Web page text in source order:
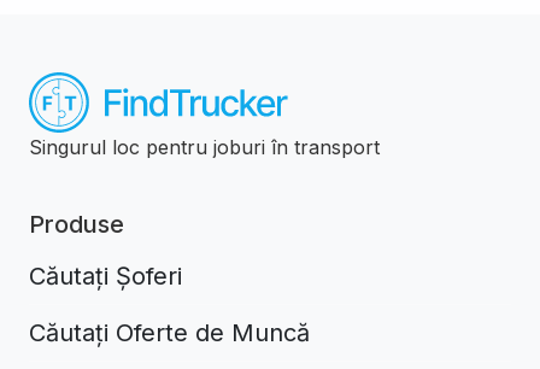
Singurul loc pentru joburi în transport
Produse
Căutați Șoferi
Căutați Oferte de Muncă